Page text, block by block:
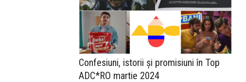
Confesiuni, istorii și promisiuni în Top
ADC*RO martie 2024